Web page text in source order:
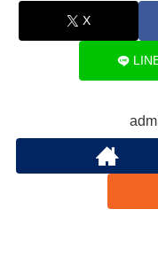
X